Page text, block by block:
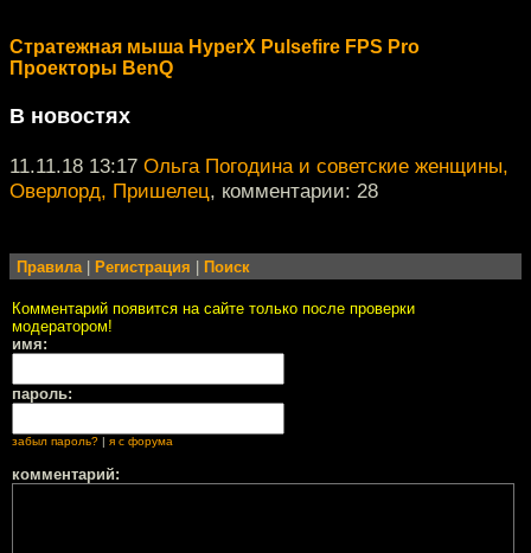
Стратежная мыша HyperX Pulsefire FPS Pro
Проекторы BenQ
В новостях
11.11.18 13:17 Ольга Погодина и советские женщины,
Оверлорд, Пришелец, комментарии: 28
Правила| Регистрация Поиск
Комментарий появится на сайте только после проверки
модератором!
имя:
пароль:
забыл пароль? | я с форума
комментарий: